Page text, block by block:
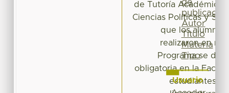
de Tutoría Académica
Ciencias Políticas y
que los
realizaron en
Programa se
obligatoria en la
estudiantes
de
publicación
Autor
Título
Materia
Tipo
Usuario